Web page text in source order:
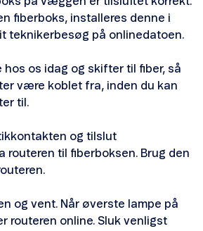
fiberboks, installeres denne i
teknikerbesøg på onlinedatoen.
hos os idag og skifter til fiber, så
være koblet fra, inden du kan
til.
og tilslut
til fiberboksen. Brug den
og vent. Når øverste lampe på
routeren online. Sluk venligst